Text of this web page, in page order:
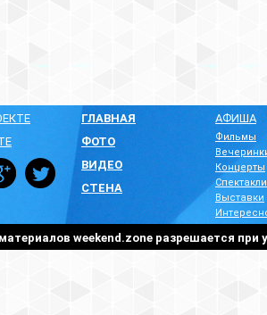
ГЛАВНАЯ
ФОТО
ВИДЕО
СТЕНА
АФИША
Фильмы
Концерты
Спектакли
Выставки
weekend.zone разрешается